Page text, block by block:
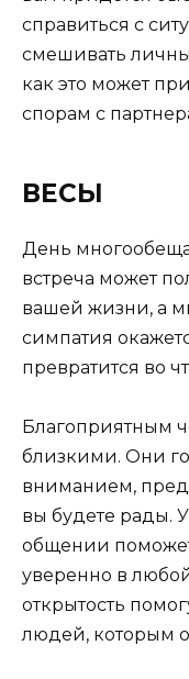
справиться с
смешивать
как это может
спорам с
ВЕСЫ
День
встреча может
вашей жизни, а
симпатия
превратится во
Благоприятным
близкими. Они
вниманием,
вы будете рады.
общении поможет
уверенно в
открытость
людей, которым